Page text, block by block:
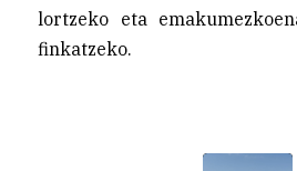
lortzeko eta
finkatzeko.